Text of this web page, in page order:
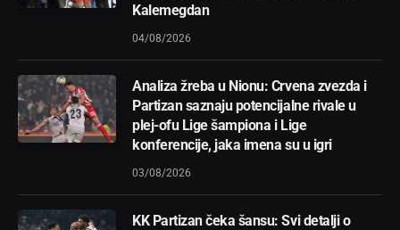
Kalemegdan
04/08/2026
Analiza žreba u Nionu: Crvena zvezda i
Partizan saznaju potencijalne rivale u
plej-ofu Lige šampiona i Lige
konferencije, jaka imena su u igri
03/08/2026
KK Partizan čeka šansu: Svi detalji o